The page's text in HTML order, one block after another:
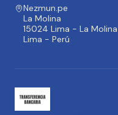
Nezmun.pe
La Molina
15024 Lima - La Molina
Lima - Perú